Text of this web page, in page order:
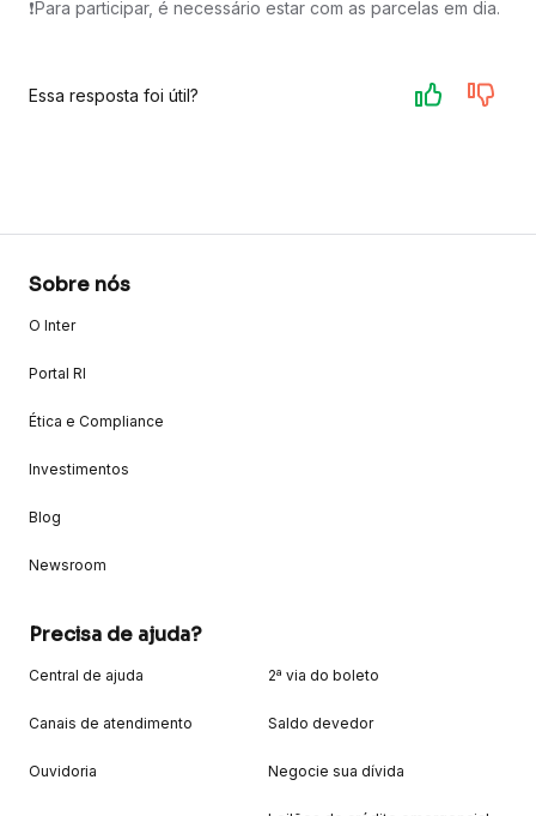
❗️Para participar, é necessário estar com as parcelas em dia.
Essa resposta foi útil?
Sobre nós
O Inter
Portal RI
Ética e Compliance
Investimentos
Blog
Newsroom
Precisa de ajuda?
Central de ajuda
Canais de atendimento
Ouvidoria
2ª via do boleto
Saldo devedor
Negocie sua dívida